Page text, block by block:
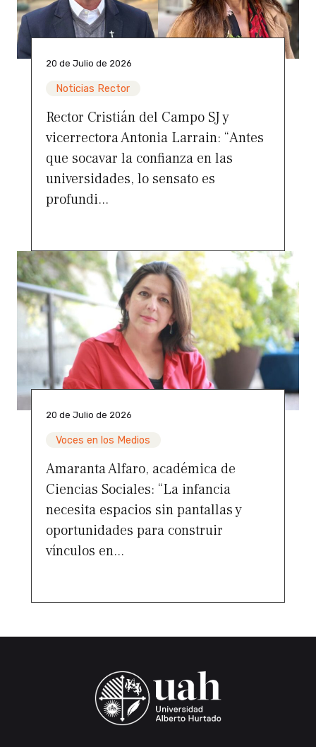
20 de Julio de 2026
Noticias Rector
Rector Cristián del Campo SJ y
vicerrectora Antonia Larrain: “Antes
que socavar la confianza en las
universidades, lo sensato es
profundi...
20 de Julio de 2026
Voces en los Medios
Amaranta Alfaro, académica de
Ciencias Sociales: “La infancia
necesita espacios sin pantallas y
oportunidades para construir
vínculos en...